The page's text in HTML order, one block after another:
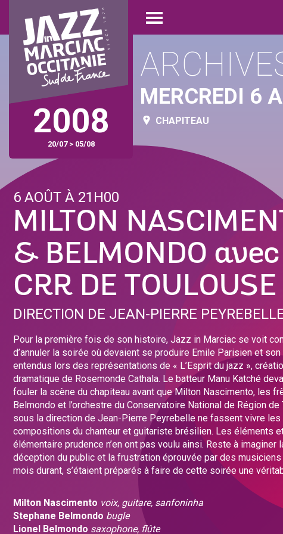
contenu
principal
Open
menu
2008
20/07 > 05/08
MERCREDI 6
CHAPITEAU
6 AOÛT À 21H00
MILTON
& BELMONDO avec
CRR DE TOULOUSE
DIRECTION DE JEAN-PIERRE
Pour la première fois de son histoire, Jazz in Marciac se voit
d’annuler la soirée où devaient se produire Emile Parisien et
entendus lors des représentations de « L’Esprit du jazz »,
dramatique de Rosemonde Cathala. Le batteur Manu Katché
fouler la scène du chapiteau avant que Milton Nascimento, les
Belmondo et l’orchestre du Conservatoire National de Région de
sous la direction de Jean-Pierre Peyrebelle ne fassent vivre les
compositions du chanteur et guitariste brésilien. Les éléments
élémentaire prudence n’en ont pas voulu ainsi. Reste à imaginer
déception du public et la frustration éprouvée par des musiciens
mois durant, s’étaient préparés à faire de cette soirée une
Milton Nascimento voix, guitare, sanfoninha
Stephane Belmondo bugle
Lionel Belmondo saxophone, flûte
Panneau de gestion des cookies